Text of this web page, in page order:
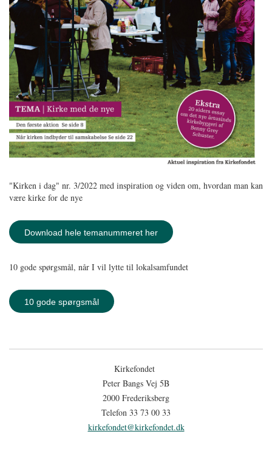
"Kirken i dag" nr. 3/2022 med inspiration og viden om, hvordan man kan
være kirke for de nye
Download hele temanummeret her
10 gode spørgsmål, når I vil lytte til lokalsamfundet
10 gode spørgsmål
Kirkefondet
Peter Bangs Vej 5B
2000 Frederiksberg
Telefon 33 73 00 33
kirkefondet@kirkefondet.dk